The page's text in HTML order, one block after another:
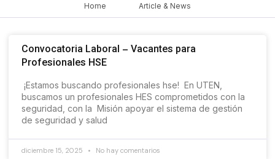
Home Article & News
Convocatoria Laboral – Vacantes para
Profesionales HSE
¡Estamos buscando profesionales hse! En UTEN,
buscamos un profesionales HES comprometidos con la
seguridad, con la Misión apoyar el sistema de gestión
de seguridad y salud
diciembre 15, 2025 No hay comentarios